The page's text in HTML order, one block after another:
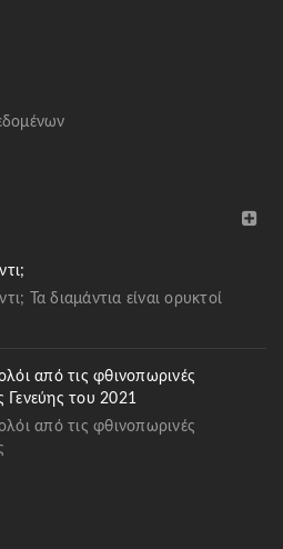
Τα διαμάντια είναι ορυκτοί
από τις φθινοπωρινές
Γενεύης του 2021
από τις φθινοπωρινές